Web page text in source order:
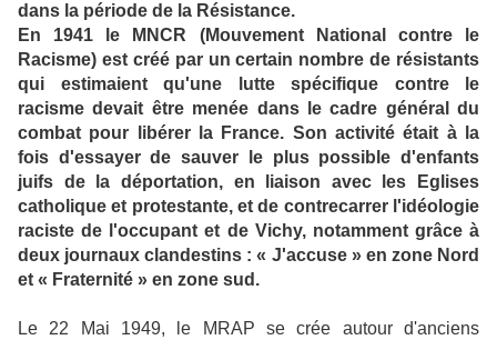
dans la période de la Résistance.
En 1941 le MNCR (Mouvement National contre le
Racisme) est créé par un certain nombre de résistants
qui estimaient qu'une lutte spécifique contre le
racisme devait être menée dans le cadre général du
combat pour libérer la France. Son activité était à la
fois d'essayer de sauver le plus possible d'enfants
juifs de la déportation, en liaison avec les Eglises
catholique et protestante, et de contrecarrer l'idéologie
raciste de l'occupant et de Vichy, notamment grâce à
deux journaux clandestins : « J'accuse » en zone Nord
et « Fraternité » en zone sud.
Le 22 Mai 1949, le MRAP se crée autour d'anciens